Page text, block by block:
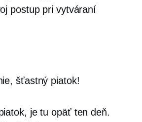
postup pri vytváraní
šťastný piatok!
je tu opäť ten deň.